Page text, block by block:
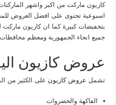
كازيون ماركت من اكبر واشهر
اسبوعية تحتوى على افضل العروض
بتخفيضات كبيرة كما ان كازيون ماركت
جميع انحاء الجمهورية ومعظم
عروض كازيون اليوم
تشمل عروض كازيونعلى الكثير من
الفاكهة والخضروات